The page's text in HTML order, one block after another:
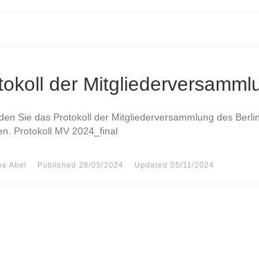
der
Sie das Protokoll der Mitgliederversammlung des
Protokoll MV 2024_final
Abel Published 28/05/2024 Updated 05/11/2024